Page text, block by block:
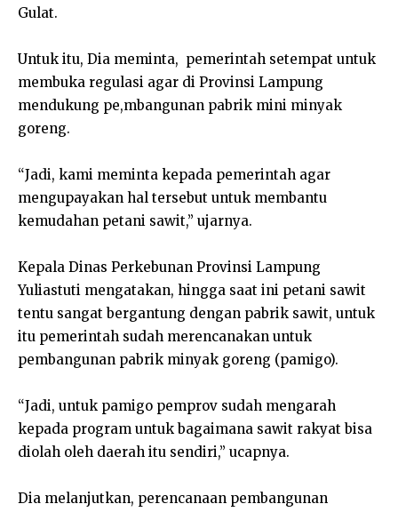
Gulat.
Untuk itu, Dia meminta, pemerintah setempat untuk
membuka regulasi agar di Provinsi Lampung
mendukung pe,mbangunan pabrik mini minyak
goreng.
“Jadi, kami meminta kepada pemerintah agar
mengupayakan hal tersebut untuk membantu
kemudahan petani sawit,” ujarnya.
Kepala Dinas Perkebunan Provinsi Lampung
Yuliastuti mengatakan, hingga saat ini petani sawit
tentu sangat bergantung dengan pabrik sawit, untuk
itu pemerintah sudah merencanakan untuk
pembangunan pabrik minyak goreng (pamigo).
“Jadi, untuk pamigo pemprov sudah mengarah
kepada program untuk bagaimana sawit rakyat bisa
diolah oleh daerah itu sendiri,” ucapnya.
Dia melanjutkan, perencanaan pembangunan